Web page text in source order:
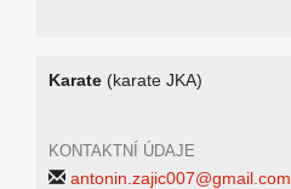
Karate (karate JKA)
KONTAKTNÍ ÚDAJE
antonin.zajic007@gmail.com